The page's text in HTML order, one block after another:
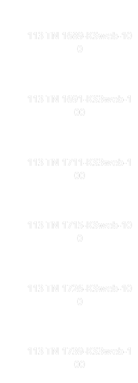
113 TN 1689-KSweb-10
0
113 TN 1691-KS3web-1
00
113 TN 1711-KS3web-1
00
113 TN 1715-KSweb-10
0
113 TN 1726-KSweb-10
0
113 TN 1739-KS3web-1
00